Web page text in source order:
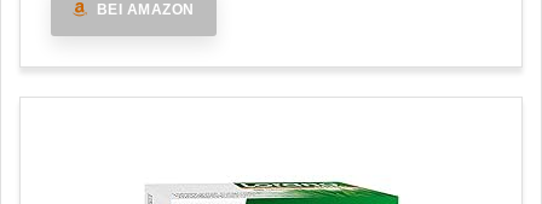
BEI AMAZON